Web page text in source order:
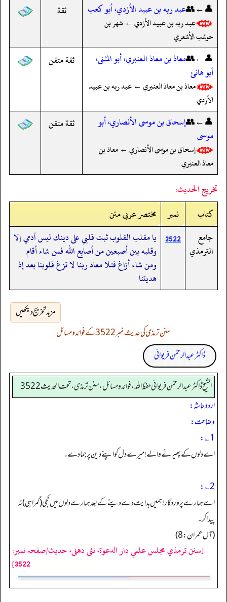
👤←👥عبد ربه بن عبيد الأزدي، أبو كعب
عبد ربه بن عبيد الأزدي ← شهر بن
حوشب الأشعري
ثقة
👤←👥معاذ بن معاذ العنبري، أبو المثنى،
أبو هانئ
معاذ بن معاذ العنبري ← عبد ربه بن عبيد
الأزدي
ثقة متقن
👤←👥إسحاق بن موسى الأنصاري، أبو
موسى
إسحاق بن موسى الأنصاري ← معاذ بن
معاذ العنبري
ثقة متقن
تخريج الحديث:
کتاب
نمبر
مختصر عربی متن
جامع
الترمذي
3522 يا مقلب القلوب ثبت قلبي على دينك ليس آدمي إلا
وقلبه بين أصبعين من أصابع الله فمن شاء أقام
ومن شاء أزاغ فتلا معاذ ربنا لا تزغ قلوبنا بعد إذ
هديتنا
مزید تخریج دیکھیں
سنن ترمذی کی حدیث نمبر 3522 کے فوائد و مسائل
ڈاکٹر عبدالرحمٰن فریوائی
الشیخ ڈاکٹر عبد الرحمٰن فریوائی حفظ اللہ، فوائد و مسائل، سنن ترمذی، تحت الحديث 3522
اردو حاشہ:
وضاحت:
1؎:
اے دلوں کے پھیرنے والے! میرے دل کو اپنے دین پر جما دے۔
2؎:
اے ہمارے پروردگار! ہمیں ہدایت دے دینے کے بعد ہمارے دلوں میں کجی (گمراہی) نہ
پیدا کر۔
(آل عمران:8)
[سنن ترمذي مجلس علمي دار الدعوة، نئى دهلى، حدیث/صفحہ نمبر:
3522]